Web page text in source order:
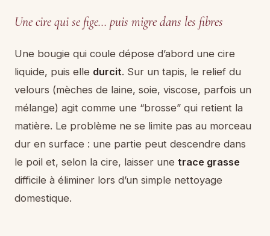
Une cire qui se fige… puis migre dans les fibres
Une bougie qui coule dépose d’abord une cire
liquide, puis elle durcit. Sur un tapis, le relief du
velours (mèches de laine, soie, viscose, parfois un
mélange) agit comme une “brosse” qui retient la
matière. Le problème ne se limite pas au morceau
dur en surface : une partie peut descendre dans
le poil et, selon la cire, laisser une trace grasse
difficile à éliminer lors d’un simple nettoyage
domestique.